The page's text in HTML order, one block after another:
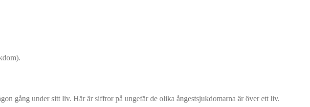
gång under sitt liv. Här är siffror på ungefär de olika ångestsjukdomarna är över ett liv.